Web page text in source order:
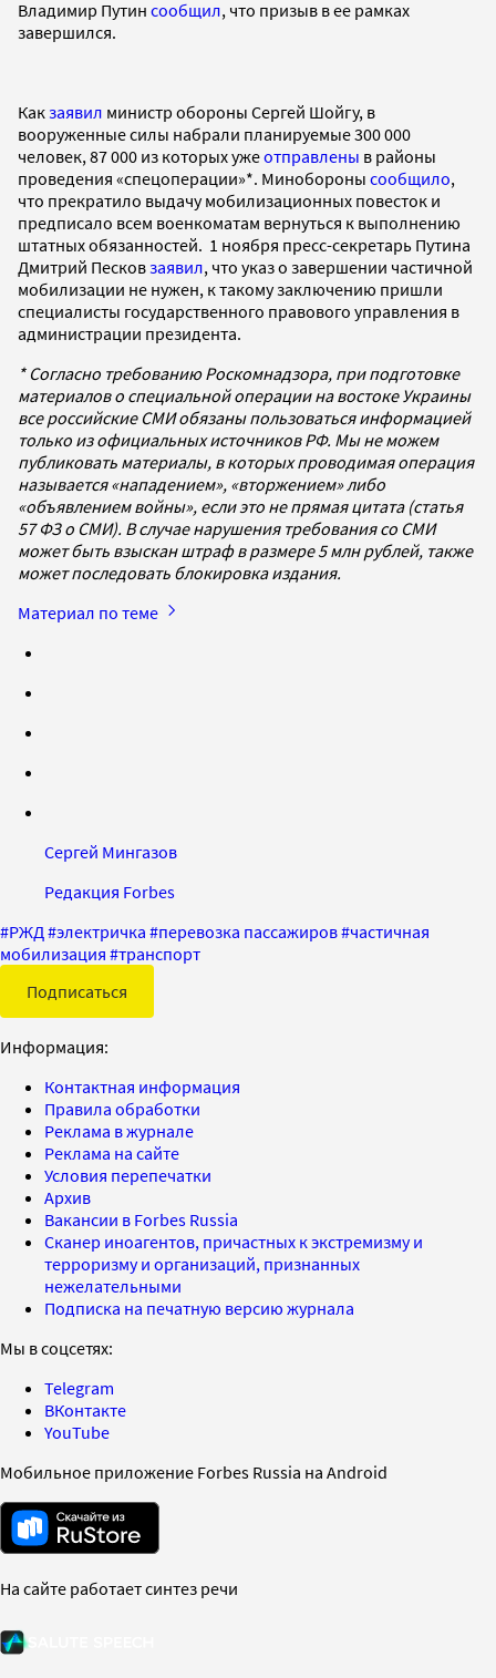
Владимир Путин сообщил, что призыв в ее рамках
завершился.
Какзаявил министр обороны Сергей Шойгу, в
вооруженные силы набрали планируемые 300 000
человек, 87 000 из которых ужеотправлены в районы
проведения «спецоперации»*. Минобороны сообщило,
что прекратило выдачу мобилизационных повесток и
предписало всем военкоматам вернуться к выполнению
штатных обязанностей. 1 ноября пресс-секретарь Путина
Дмитрий Песковзаявил, что указ о завершении частичной
мобилизации не нужен, к такому заключению пришли
специалисты государственного правового управления в
администрации президента.
* Согласно требованию Роскомнадзора, при подготовке
материалов о специальной операции на востоке Украины
все российские СМИ обязаны пользоваться информацией
только из официальных источников РФ. Мы не можем
публиковать материалы, в которых проводимая операция
называется «нападением», «вторжением» либо
«объявлением войны», если это не прямая цитата (статья
57 ФЗ о СМИ). В случае нарушения требования со СМИ
может быть взыскан штраф в размере 5 млн рублей, также
может последовать блокировка издания.
Материал по теме
Сергей Мингазов
Редакция Forbes
#РЖД #электричка #перевозка пассажиров#частичная
мобилизация #транспорт
Подписаться
Информация:
Контактная информация
Правила обработки
Реклама в журнале
Реклама на сайте
Условия перепечатки
Архив
Вакансии в Forbes Russia
Сканер иноагентов, причастных к экстремизму и
терроризму и организаций, признанных
нежелательными
Подписка на печатную версию журнала
Мы в соцсетях:
Telegram
ВКонтакте
YouTube
Мобильное приложение Forbes Russia на Android
На сайте работает синтез речи